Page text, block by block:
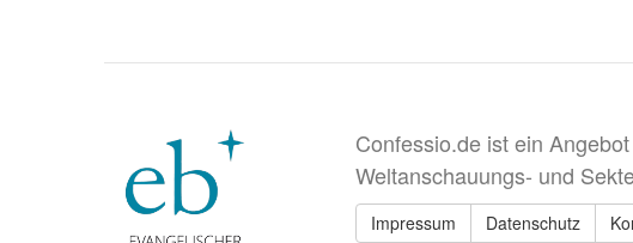
Confessio.de ist ein
Weltanschauungs- und
Impressum Datenschutz